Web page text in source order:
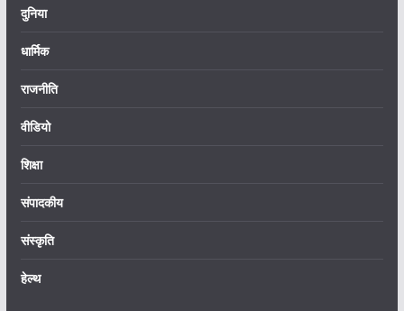
दुनिया
धार्मिक
राजनीति
वीडियो
शिक्षा
संपादकीय
संस्कृति
हेल्थ